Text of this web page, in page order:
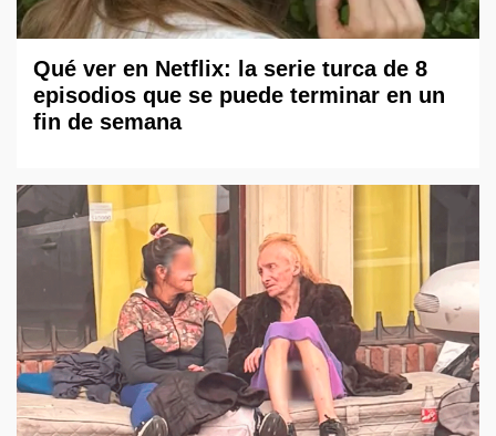
Qué ver en Netflix: la serie turca de 8
episodios que se puede terminar en un
fin de semana